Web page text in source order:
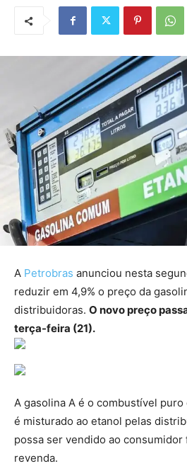
A Petrobras anunciou nesta
reduzir em 4,9% o preço da
distribuidoras. O novo preço
terça-feira (21).
A gasolina A é o combustível
é misturado ao etanol pelas
possa ser vendido ao
revenda.